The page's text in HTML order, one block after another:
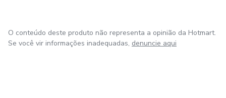
O conteúdo deste produto não representa a opinião da Hotmart.
Se você vir informações inadequadas, denuncie aqui